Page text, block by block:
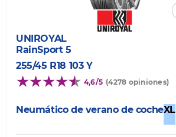
UNIROYAL
RainSport 5
255/45 R18 103 Y
4,6/5 (4278 opiniones)
Neumático de verano de cocheXL